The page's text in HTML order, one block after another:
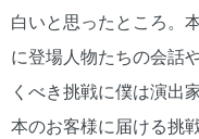
白いと思ったところ。
に登場人物たちの会話
くべき挑戦に僕は演出
本のお客様に届ける挑